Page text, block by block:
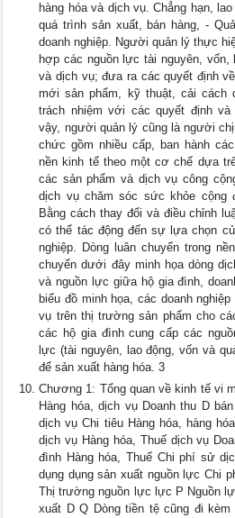
hàng hóa và dịch vụ. Chẳng hạn,
quá trình sản xuất, bán hàng, -
doanh nghiệp. Người quản lý thực
hợp các nguồn lực tài nguyên, vốn,
và dịch vụ; đưa ra các quyết định
mới sản phẩm, kỹ thuật, cải cách
trách nhiệm với các quyết định
vậy, người quản lý cũng là người
chức gồm nhiều cấp, ban hành
nền kinh tế theo một cơ chế dựa
các sản phẩm và dịch vụ công
dịch vụ chăm sóc sức khỏe cộng
Bằng cách thay đổi và điều chỉnh
có thể tác động đến sự lựa chọn
nghiệp. Dòng luân chuyển trong
chuyển dưới đây minh họa dòng
và nguồn lực giữa hộ gia đình,
biểu đồ minh họa, các doanh
vụ trên thị trường sản phẩm cho
các hộ gia đình cung cấp các
lực (tài nguyên, lao động, vốn và
để sản xuất hàng hóa. 3
Chương 1: Tổng quan về kinh tế vi
Hàng hóa, dịch vụ Doanh thu D
dịch vụ Chi tiêu Hàng hóa, hàng
dịch vụ Hàng hóa, Thuế dịch vụ
đình Hàng hóa, Thuế Chi phí sử
dụng dụng sản xuất nguồn lực Chi
Thị trường nguồn lực lực P Nguồn
xuất D Q Dòng tiền tệ cũng đi